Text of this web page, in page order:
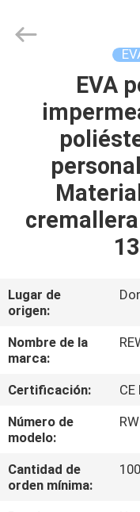
PRODUCTOS
SOBRE
NOSOTROS
DE
LA
FÁBRICA
CONTROL
DE
CALIDAD
Rights
EVA
Lugar de
origen:
Nombre de la
marca:
Certificación:
CE
Número de
modelo:
Cantidad de
orden mínima: